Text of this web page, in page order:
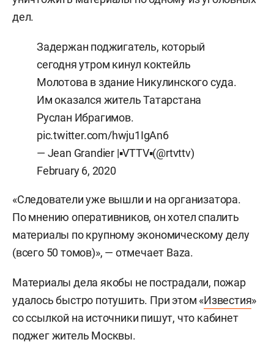
дел.
Задержан поджигатель, который
сегодня утром кинул коктейль
Молотова в здание Никулинского суда.
Им оказался житель Татарстана
Руслан Ибрагимов.
pic.twitter.com/hwju1IgAn6
— Jean Grandier |▪︎VTTV▪︎(@rtvttv)
February 6, 2020
«Следователи уже вышли и на организатора.
По мнению оперативников, он хотел спалить
материалы по крупному экономическому делу
(всего 50 томов)», — отмечает Baza.
Материалы дела якобы не пострадали, пожар
удалось быстро потушить. При этом «Известия»
со ссылкой на источники пишут, что кабинет
поджег житель Москвы.